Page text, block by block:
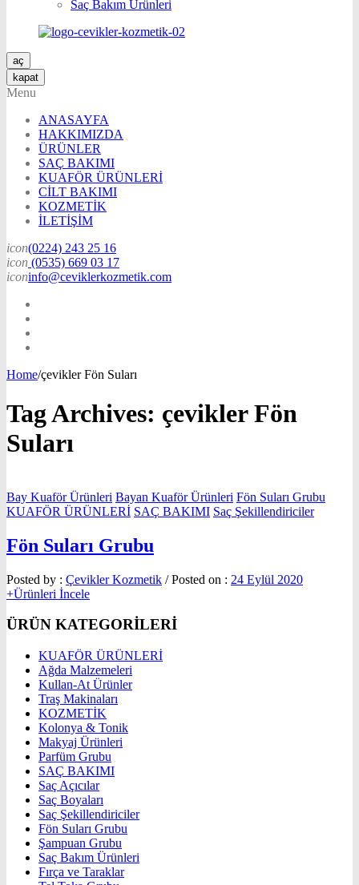
Saç Bakım Ürünleri
aç
kapat
Menu
ANASAYFA
HAKKIMIZDA
ÜRÜNLER
SAÇ BAKIMI
KUAFÖR ÜRÜNLERİ
CİLT BAKIMI
KOZMETİK
İLETİŞİM
icon(0224) 243 25 16
icon (0535) 669 03 17
iconinfo@ceviklerkozmetik.com
Home/çevikler Fön Suları
Tag Archives: çevikler Fön
Suları
Bay Kuaför Ürünleri Bayan Kuaför Ürünleri Fön Suları Grubu
KUAFÖR ÜRÜNLERİ SAÇ BAKIMI Saç Şekillendiriciler
Fön Suları Grubu
Posted by : Çevikler Kozmetik / Posted on : 24 Eylül 2020
+Ürünleri İncele
ÜRÜN KATEGORİLERİ
KUAFÖR ÜRÜNLERİ
Ağda Malzemeleri
Kullan-At Ürünler
Traş Makinaları
KOZMETİK
Kolonya & Tonik
Makyaj Ürünleri
Parfüm Grubu
SAÇ BAKIMI
Saç Açıcılar
Saç Boyaları
Saç Şekillendiriciler
Fön Suları Grubu
Şampuan Grubu
Saç Bakım Ürünleri
Fırça ve Taraklar